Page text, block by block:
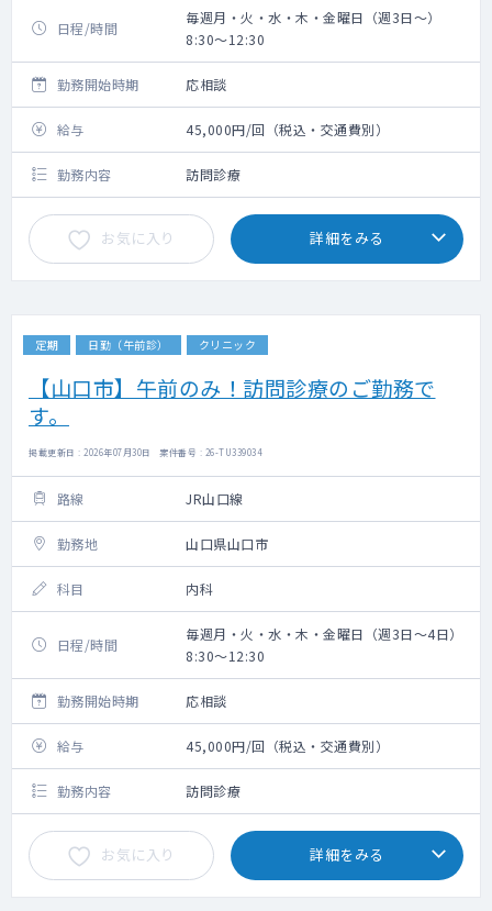
日程/時間
毎週月・火・水・木・金曜日（週3日～）
8:30～12:30
勤務開始時期 応相談
給与 45,000円/回（税込・交通費別）
勤務内容 訪問診療
お気に入り 詳細をみる
定期 日勤（午前診） クリニック
【山口市】午前のみ！訪問診療のご勤務で
す。
掲載更新日 : 2026年07月30日 案件番号 : 26-TU339034
路線 JR山口線
勤務地 山口県山口市
科目 内科
日程/時間
毎週月・火・水・木・金曜日（週3日～4日）
8:30～12:30
勤務開始時期 応相談
給与 45,000円/回（税込・交通費別）
勤務内容 訪問診療
お気に入り 詳細をみる